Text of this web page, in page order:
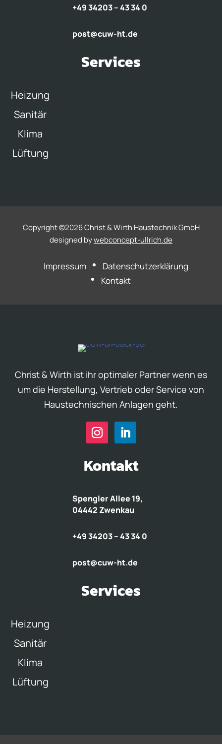
+49 34203 – 43 34 0
post@cuw-ht.de
Services
Heizung
Sanitär
Klima
Lüftung
Copyright ©2026 Christ & Wirth Haustechnik GmbH
designed bywebconcept-ullrich.de
Impressum
Datenschutzerklärung
Kontakt
Christ & Wirth ist ihr optimaler Partner wenn es
um die Herstellung, Vertrieb oder Service von
Haustechnischen Anlagen geht.
Kontakt
Spengler Allee 19,
04442 Zwenkau
+49 34203 – 43 34 0
post@cuw-ht.de
Services
Heizung
Sanitär
Klima
Lüftung